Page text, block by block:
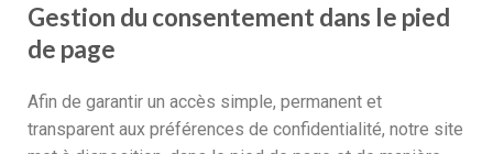
Gestion du consentement dans le pied
de page
Afin de garantir un accès simple, permanent et
transparent aux préférences de confidentialité, notre site